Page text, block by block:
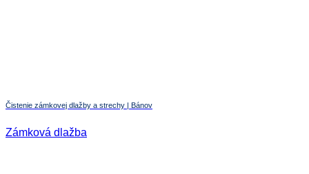
Čistenie zámkovej dlažby a strechy | Bánov
Zámková dlažba